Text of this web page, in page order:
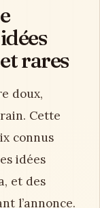
rares
doux,
Cette
connus
idées
et des
l’annonce.